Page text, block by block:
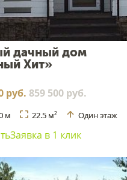
дачный дом
Хит»
руб. 859 500 руб.
м 22.5 м2 Один этаж
Заявка в 1 клик